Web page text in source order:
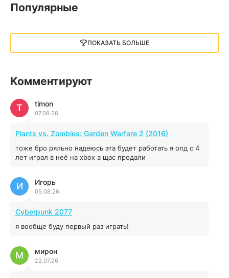
13 ГБ 2025
illWill
04.12.2025
MAFIA: THE OLD COUNTRY
44.98 ГБ 2025
04.12.2025
Red Chaos - The Strict Order
04.12.2025
16.95 ГБ
04.12.2025
Популярные
ПОКАЗАТЬ БОЛЬШЕ
Комментируют
timon
07.08.26
T
Plants vs. Zombies: Garden Warfare 2 (2016)
тоже бро ряльно надеюсь эта будет работать я олд с 4
лет играл в неё на xbox а щас продали
Игорь
05.08.26
И
Cyberpunk 2077
я вообще буду первый раз играть!
мирон
22.07.26
М